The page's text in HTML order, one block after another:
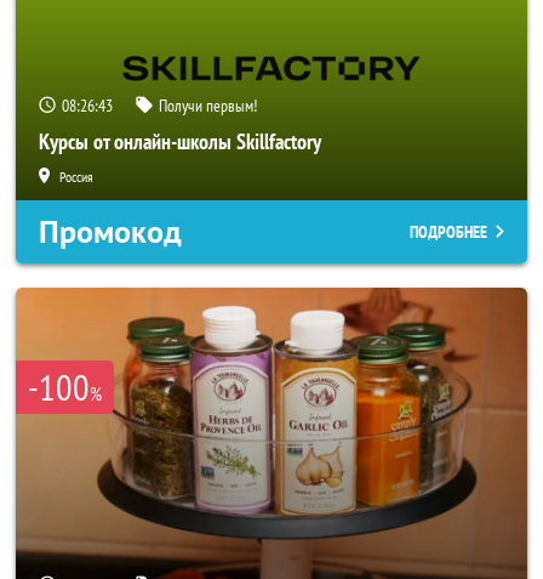
08:26:40 Получи первым!
Курсы от онлайн-школы Skillfactory
Россия
Промокод ПОДРОБНЕЕ
-100%